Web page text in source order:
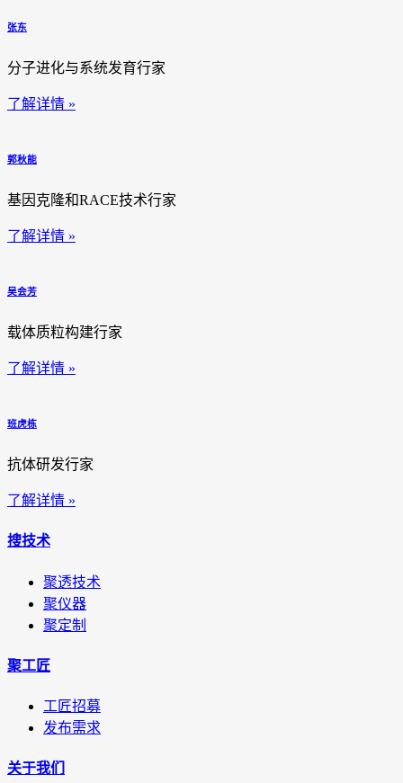
张东
分子进化与系统发育行家
了解详情 »
郭秋能
基因克隆和RACE技术行家
了解详情 »
吴会芳
载体质粒构建行家
了解详情 »
班虎栋
抗体研发行家
了解详情 »
搜技术
聚透技术
聚仪器
聚定制
聚工匠
工匠招募
发布需求
关于我们